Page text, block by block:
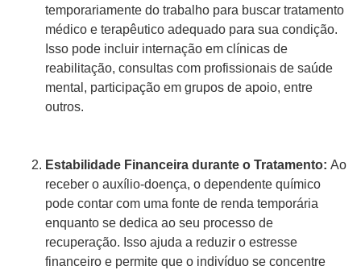
temporariamente do trabalho para buscar tratamento
médico e terapêutico adequado para sua condição.
Isso pode incluir internação em clínicas de
reabilitação, consultas com profissionais de saúde
mental, participação em grupos de apoio, entre
outros.
Estabilidade Financeira durante o Tratamento: Ao
receber o auxílio-doença, o dependente químico
pode contar com uma fonte de renda temporária
enquanto se dedica ao seu processo de
recuperação. Isso ajuda a reduzir o estresse
financeiro e permite que o indivíduo se concentre